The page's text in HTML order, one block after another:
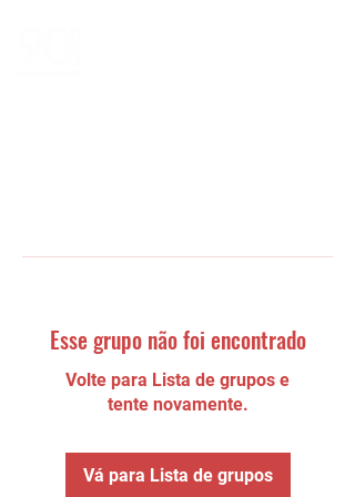
Esse grupo não foi encontrado
Volte para Lista de grupos e
tente novamente.
Vá para Lista de grupos